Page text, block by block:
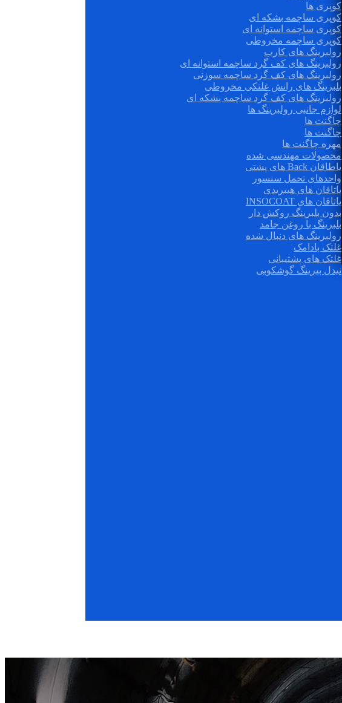
کوپری ها
کوپری ساچمه بشکه ای
کوپری ساچمه استوانه ای
کوپری ساچمه مخروطی
رولبرینگ های کارب
رولبرینگ های کف گرد ساچمه استوانه ای
رولبرینگ های کف گرد ساچمه سوزنی
بلبرینگ های رانش غلتکی مخروطی
رولبرینگ های کف گرد ساچمه بشکه ای
لوازم جانبی رولبرینگ ها
چاگنت ها
چاگنت ها
مهره چاگنت ها
محصولات مهندسی شده
یاطاقان Back های پشتی
واحدهای تحمل سنسور
یاتاقان های هیبریدی
یاتاقان های INSOCOAT
بدون بلبرینگ روکش دار
بلبرینگ با روغن جامد
رولبرینگ های دنبال شده
غلتک بادامک
غلتک های پشتیبانی
نیدل بیرینگ گوشکوبی